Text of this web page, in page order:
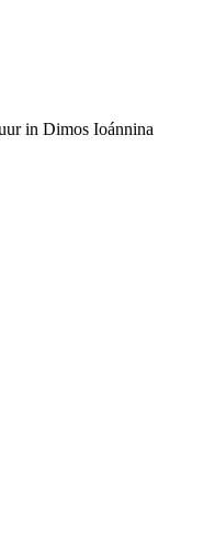
in Dimos Ioánnina